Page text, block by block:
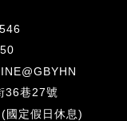
36巷27號
定假日休息)